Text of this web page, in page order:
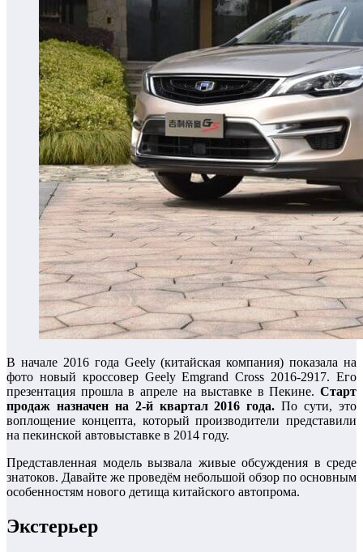
В начале 2016 года Geely (китайская компания) показала на
фото новый кроссовер Geely Emgrand Cross 2016-2917. Его
презентация прошла в апреле на выставке в Пекине. Старт
продаж назначен на 2-й квартал 2016 года. По сути, это
воплощение концепта, который производители представили
на пекинской автовыставке в 2014 году.
Представленная модель вызвала живые обсуждения в среде
знатоков. Давайте же проведём небольшой обзор по основным
особенностям нового детища китайского автопрома.
Экстерьер